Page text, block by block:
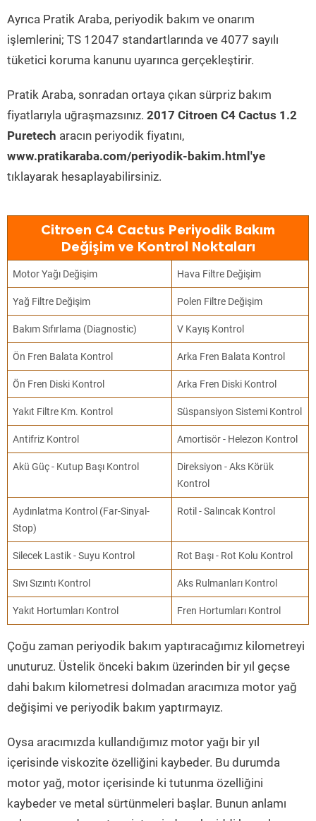
Ayrıca Pratik Araba, periyodik bakım ve onarım
işlemlerini; TS 12047 standartlarında ve 4077 sayılı
tüketici koruma kanunu uyarınca gerçekleştirir.
Pratik Araba, sonradan ortaya çıkan sürpriz bakım
fiyatlarıyla uğraşmazsınız. 2017 Citroen C4 Cactus 1.2
Puretech aracın periyodik fiyatını,
www.pratikaraba.com/periyodik-bakim.html'ye
tıklayarak hesaplayabilirsiniz.
Citroen C4 Cactus Periyodik Bakım
Değişim ve Kontrol Noktaları
Motor Yağı Değişim Hava Filtre Değişim
Yağ Filtre Değişim Polen Filtre Değişim
Bakım Sıfırlama (Diagnostic) V Kayış Kontrol
Ön Fren Balata Kontrol Arka Fren Balata Kontrol
Ön Fren Diski Kontrol Arka Fren Diski Kontrol
Yakıt Filtre Km. Kontrol Süspansiyon Sistemi Kontrol
Antifriz Kontrol Amortisör - Helezon Kontrol
Akü Güç - Kutup Başı Kontrol
Direksiyon - Aks Körük
Kontrol
Aydınlatma Kontrol (Far-Sinyal-
Stop)
Rotil - Salıncak Kontrol
Silecek Lastik - Suyu Kontrol Rot Başı - Rot Kolu Kontrol
Sıvı Sızıntı Kontrol Aks Rulmanları Kontrol
Yakıt Hortumları Kontrol Fren Hortumları Kontrol
Çoğu zaman periyodik bakım yaptıracağımız kilometreyi
unuturuz. Üstelik önceki bakım üzerinden bir yıl geçse
dahi bakım kilometresi dolmadan aracımıza motor yağ
değişimi ve periyodik bakım yaptırmayız.
Oysa aracımızda kullandığımız motor yağı bir yıl
içerisinde viskozite özelliğini kaybeder. Bu durumda
motor yağ, motor içerisinde ki tutunma özelliğini
kaybeder ve metal sürtünmeleri başlar. Bunun anlamı